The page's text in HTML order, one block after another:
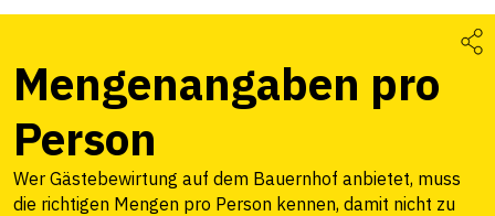
Mengenangaben pro
Person
Wer Gästebewirtung auf dem Bauernhof anbietet, muss
die richtigen Mengen pro Person kennen, damit nicht zu